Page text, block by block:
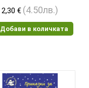
2,30 € (4.50лв.)
Добави в количката